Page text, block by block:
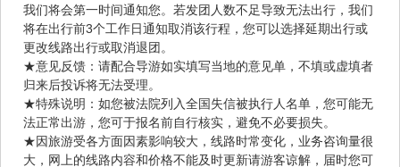
我们将会第一时间通知您。若发团人数不足导致无法出行，我们
将在出行前3个工作日通知取消该行程，您可以选择延期出行或
更改线路出行或取消退团。
★意见反馈：请配合导游如实填写当地的意见单，不填或虚填者
归来后投诉将无法受理。
★特殊说明：如您被法院列入全国失信被执行人名单，您可能无
法正常出游，您可于报名前自行核实，避免不必要损失。
★因旅游受各方面因素影响较大，线路时常变化，业务咨询量很
大，网上的线路内容和价格不能及时更新请游客谅解，届时您可